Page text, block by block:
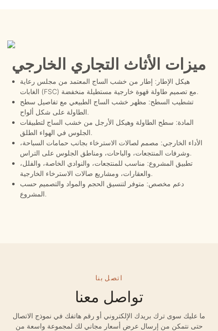
ميزات الأثاث التجاري الخارجي
هيكل الإطار: إطار من خشب الساج المعتمد من مجلس رعاية
الغابات (FSC) مع تصميم طاولة قهوة خارجية مستطيلة منخفضة.
تشطيب السطح: مظهر خشب الساج الطبيعي مع تفاصيل سطح
الطاولة على شكل ألواح.
المادة: سطح الطاولة وهيكل الأرجل من خشب الساج لتطبيقات
الجلوس في الهواء الطلق.
الأداء الخارجي: مصمم لصالات الاسترخاء بجانب حمامات السباحة،
وشرفات المنتجعات، والباحات، ومناطق الجلوس على التراس.
تطبيق المشروع: مناسب للمنتجعات، والنوادي الخاصة، والفلل،
والعقارات، ومشاريع صالات الاسترخاء الخارجية.
دعم مخصص: متوفر لتنسيق الحجم والمواد والتصميم حسب
المشروع.
اتصل بنا
تواصل معنا
ما عليك سوى ترك بريدك الإلكتروني أو رقم هاتفك في نموذج الاتصال
حتى نتمكن من إرسال عرض أسعار مجاني لك لمجموعة واسعة من